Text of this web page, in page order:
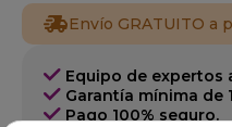
Envío GRATUITO a
Equipo de expertos
Garantía mínima de
Pago 100% seguro.